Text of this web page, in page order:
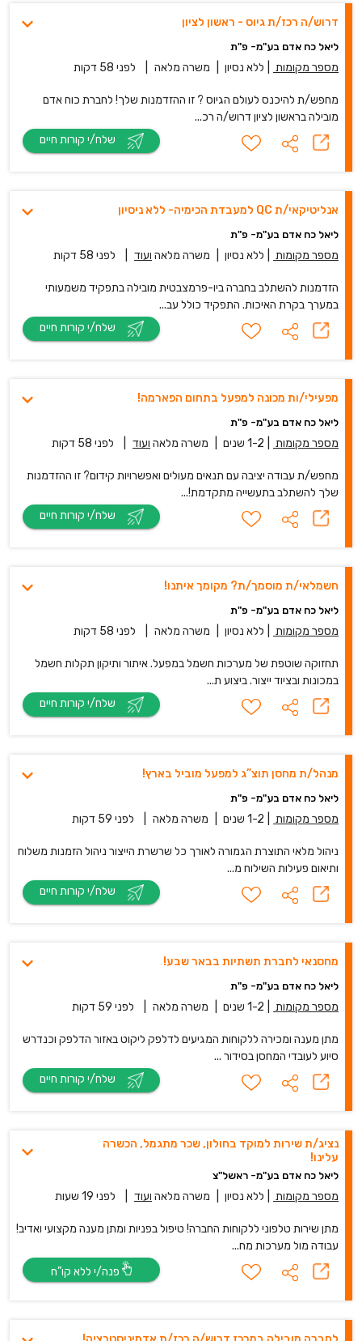
דרוש/ה רכז/ת גיוס - ראשון לציון
ליאל כח אדם בע"מ- פ"ת
מספר מקומות ללא נסיון משרה מלאה לפני 58 דקות
מחפש/ת להיכנס לעולם הגיוס ? זו ההזדמנות שלך! לחברת כוח אדם
מובילה בראשון לציון דרוש/ה רכ...
אנליטיקאי/ת QC למעבדת הכימיה- ללא ניסיון
ליאל כח אדם בע"מ- פ"ת
מספר מקומות ללא נסיון משרה מלאה ועוד לפני 58 דקות
הזדמנות להשתלב בחברה ביו-פרמצבטית מובילה בתפקיד משמעותי
במערך בקרת האיכות. התפקיד כולל עב...
מפעילי/ות מכונה למפעל בתחום הפארמה!
ליאל כח אדם בע"מ- פ"ת
מספר מקומות 1-2 שנים משרה מלאה ועוד לפני 58 דקות
מחפש/ת עבודה יציבה עם תנאים מעולים ואפשרויות קידום? זו ההזדמנות
שלך להשתלב בתעשייה מתקדמת!...
חשמלאי/ת מוסמך/ת? מקומך איתנו!
ליאל כח אדם בע"מ- פ"ת
מספר מקומות ללא נסיון משרה מלאה לפני 58 דקות
תחזוקה שוטפת של מערכות חשמל במפעל. איתור ותיקון תקלות חשמל
במכונות ובציוד ייצור. ביצוע ת...
מנהל/ת מחסן תוצ”ג למפעל מוביל בארץ!
ליאל כח אדם בע"מ- פ"ת
מספר מקומות 1-2 שנים משרה מלאה לפני 59 דקות
ניהול מלאי התוצרת הגמורה לאורך כל שרשרת הייצור ניהול הזמנות משלוח
ותיאום פעילות השילוח מ...
מחסנאי לחברת תשתיות בבאר שבע!
ליאל כח אדם בע"מ- פ"ת
מספר מקומות 1-2 שנים משרה מלאה לפני 59 דקות
מתן מענה ומכירה ללקוחות המגיעים לדלפק ליקוט באזור הדלפק וכנדרש
סיוע לעובדי המחסן בסידור ...
נציג/ת שירות למוקד בחולון, שכר מתגמל, הכשרה
עלינו!
ליאל כח אדם בע"מ- ראשל"צ
מספר מקומות ללא נסיון משרה מלאה ועוד לפני 19 שעות
מתן שירות טלפוני ללקוחות החברה! טיפול בפניות ומתן מענה מקצועי ואדיב!
עבודה מול מערכות מח...